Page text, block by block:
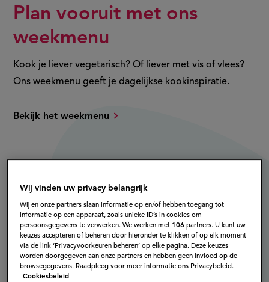
Plan vooruit met ons
weekmenu
Kook je liever vegetarisch? Of liever met vis of vlees?
Ons weekmenu geeft je dagelijkse kookinspiratie.
Bekijk het weekmenu
Wij vinden uw privacy belangrijk
Wij en onze partners slaan informatie op en/of hebben toegang tot
informatie op een apparaat, zoals unieke ID’s in cookies om
persoonsgegevens te verwerken. We werken met 106 partners. U kunt uw
keuzes accepteren of beheren door hieronder te klikken of op elk moment
via de link ‘Privacyvoorkeuren beheren’ op elke pagina. Deze keuzes
worden doorgegeven aan onze partners en hebben geen invloed op de
browsegegevens. Raadpleeg voor meer informatie ons Privacybeleid.
Cookiesbeleid